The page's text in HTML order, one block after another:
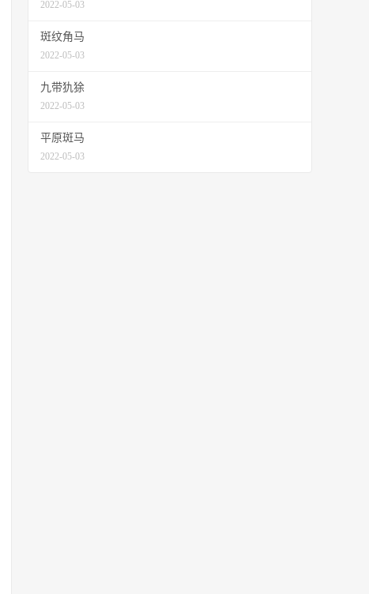
2022-05-03
斑纹角马
2022-05-03
九带犰狳
2022-05-03
平原斑马
2022-05-03